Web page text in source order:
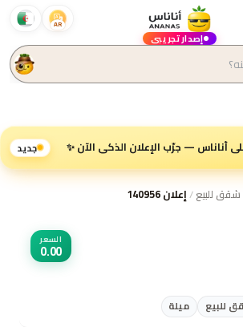
AR
إصدار تجريبي
أناناس — جرّب الإعلان الذكي الآن ✨ جديد
شقق للبيع/إعلان 140956
السعر
0.00
للبيع ميلة